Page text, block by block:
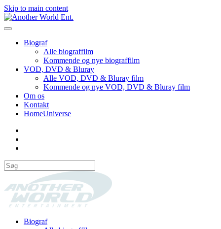
Skip to main content
Biograf
Alle biograffilm
Kommende og nye biograffilm
VOD, DVD & Bluray
Alle VOD, DVD & Bluray film
Kommende og nye VOD, DVD & Bluray film
Om os
Kontakt
HomeUniverse
Biograf